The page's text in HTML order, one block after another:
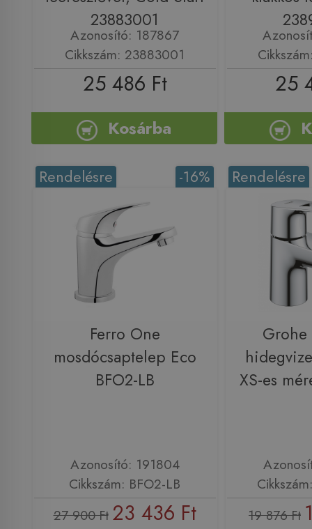
23883001
Azonosító: 187867
Cikkszám: 23883001
25 486 Ft
Kosárba
25
-16%
Rendelésre
Ferro One
mosdócsaptelep Eco
BFO2-LB
Azonosító: 191804
Cikkszám: BFO2-LB
27 900 Ft 23 436 Ft
Rendelésre
Grohe
XS-es
19 876 Ft